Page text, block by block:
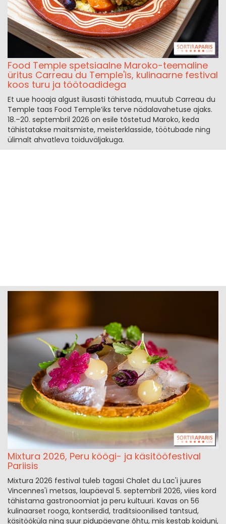
Food Temple spetsiaalne Maroko-teemaline
üritus Carreau du Temple'is, kulinaarne festival
koos turu ja töötoadidega
Et uue hooaja algust ilusasti tähistada, muutub Carreau du
Temple taas Food Temple’iks terve nädalavahetuse ajaks.
18.–20. septembril 2026 on esile tõstetud Maroko, keda
tähistatakse maitsmiste, meisterklasside, töötubade ning
ülimalt ahvatleva toiduväljakuga.
Mixtura 2026, Peru köögi- ja käsitööfestival
Pariisis
Mixtura 2026 festival tuleb tagasi Chalet du Lac'i juures
Vincennes'i metsas, laupäeval 5. septembril 2026, viies kord
tähistama gastronoomiat ja peru kultuuri. Kavas on 56
kulinaarset rooga, kontserdid, traditsioonilised tantsud,
käsitööküla ning suur pidupäevane õhtu, mis kestab koiduni,